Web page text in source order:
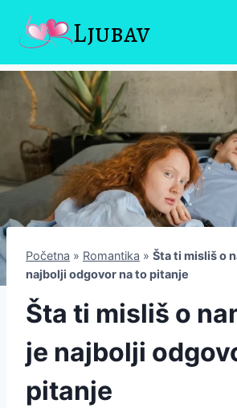
content
Ljubav
Početna » Romantika » Šta ti misliš o
najbolji odgovor na to pitanje
Šta ti misliš o
je najbolji
pitanje